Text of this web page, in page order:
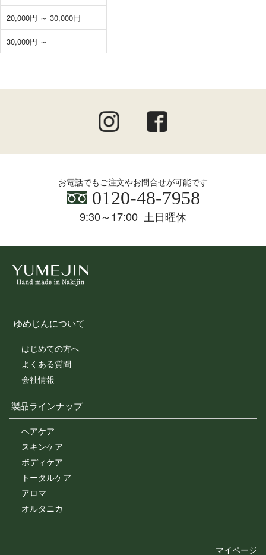
20,000円 ～ 30,000円
30,000円 ～
お電話でもご注文やお問合せが可能です
0120-48-7958
9:30～17:00 土日曜休
ゆめじんについて
はじめての方へ
よくある質問
会社情報
製品ラインナップ
ヘアケア
スキンケア
ボディケア
トータルケア
アロマ
オルタニカ
マイページ